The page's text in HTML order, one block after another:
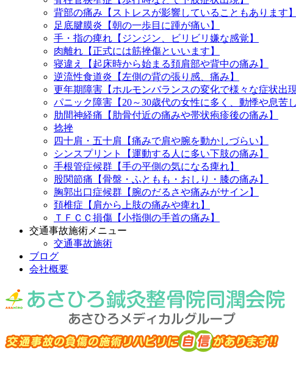
背部の痛み【ストレスが影響していることもあります】
足底腱膜炎【朝の一歩目に踵が痛い】
手・指の痺れ【ジンジン、ビリビリ嫌な感覚】
肉離れ【正式には筋挫傷といいます】
寝違え【起床時から始まる頚肩部や背中の痛み】
逆流性食道炎【左側の背の張り感、痛み】
更年期障害【ホルモンバランスの変化で様々な症状出現
パニック障害【20～30歳代の女性に多く、動悸や息苦
肋間神経痛【肋骨付近の痛みや帯状疱疹後の痛み】
捻挫
四十肩・五十肩【痛みで肩や腕を動かしづらい】
シンスプリント【運動する人に多い下肢の痛み】
手根管症候群【手の平側の気になる痺れ】
股関節痛【骨盤・ふともも・おしり・膝の痛み】
胸郭出口症候群【腕のだるさや痛みがサイン】
頚椎症【肩から上肢の痛みや痺れ】
ＴＦＣＣ損傷【小指側の手首の痛み】
交通事故施術メニュー
交通事故施術
ブログ
会社概要